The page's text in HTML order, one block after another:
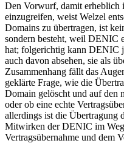
Den Vorwurf, damit erheblich
einzugreifen, weist Welzel
Domains zu übertragen, ist
sondern besteht, weil DENIC
hat; folgerichtig kann DENIC
auch davon absehen, sie als
Zusammenhang fällt das
geklärte Frage, wie die
Domain gelöscht und auf den
oder ob eine echte
allerdings ist die Übertragung
Mitwirken der DENIC im
Vertragsübernahme und dem